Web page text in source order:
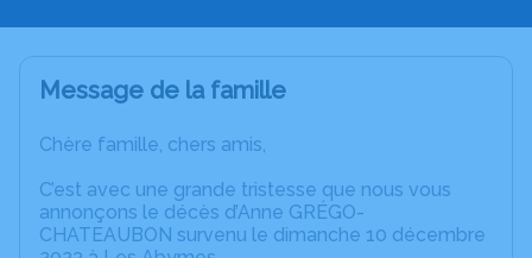
Message de la famille
Chère famille, chers amis,
C’est avec une grande tristesse que nous vous
annonçons le décès d’Anne GRÉGO-
CHATEAUBON survenu le dimanche 10 décembre